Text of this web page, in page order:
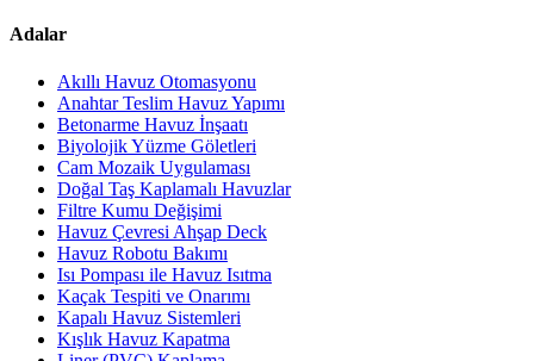
Adalar
Akıllı Havuz Otomasyonu
Anahtar Teslim Havuz Yapımı
Betonarme Havuz İnşaatı
Biyolojik Yüzme Göletleri
Cam Mozaik Uygulaması
Doğal Taş Kaplamalı Havuzlar
Filtre Kumu Değişimi
Havuz Çevresi Ahşap Deck
Havuz Robotu Bakımı
Isı Pompası ile Havuz Isıtma
Kaçak Tespiti ve Onarımı
Kapalı Havuz Sistemleri
Kışlık Havuz Kapatma